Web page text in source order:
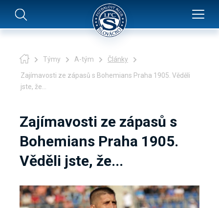
Týmy A-tým Články
Zajímavosti ze zápasů s Bohemians Praha 1905. Věděli
jste, že...
Zajímavosti ze zápasů s
Bohemians Praha 1905.
Věděli jste, že...